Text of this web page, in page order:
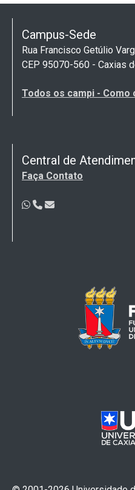
Campus-Sede
Rua Francisco Getúlio
CEP 95070-560 - Caxias
Todos os campi - Como
Central de
Faça Contato